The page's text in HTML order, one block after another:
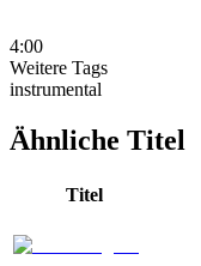
4:00
Weitere Tags
instrumental
Ähnliche Titel
Titel